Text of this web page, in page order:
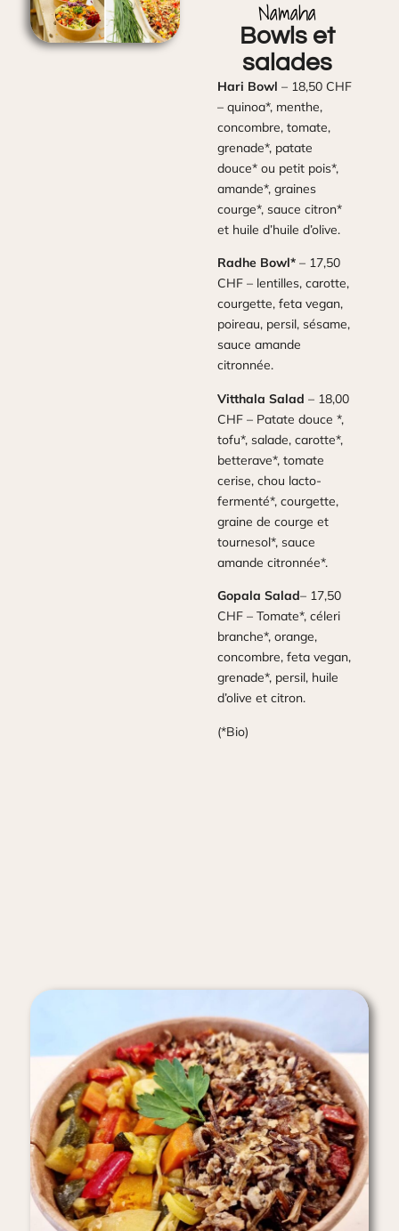
Namaha
Bowls et
salades
Hari Bowl – 18,50 CHF
– quinoa*, menthe,
concombre, tomate,
grenade*, patate
douce* ou petit pois*,
amande*, graines
courge*, sauce citron*
et huile d’huile d’olive.
Radhe Bowl* – 17,50
CHF – lentilles, carotte,
courgette, feta vegan,
poireau, persil, sésame,
sauce amande
citronnée.
Vitthala Salad– 18,00
CHF – Patate douce *,
tofu*, salade, carotte*,
betterave*, tomate
cerise, chou lacto-
fermenté*, courgette,
graine de courge et
tournesol*, sauce
amande citronnée*.
Gopala Salad– 17,50
CHF – Tomate*, céleri
branche*, orange,
concombre, feta vegan,
grenade*, persil, huile
d’olive et citron.
(*Bio)